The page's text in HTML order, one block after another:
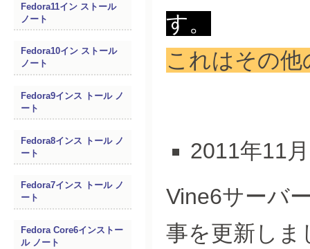
Fedora11イン ストール
ノート
Fedora10イン ストール
ノート
Fedora9インス トール ノ
ート
Fedora8インス トール ノ
ート
Fedora7インス トール ノ
ート
Fedora Core6インストー
ル ノート
す。
これはその
2011年11
Vine6サーバ
事を更新しま